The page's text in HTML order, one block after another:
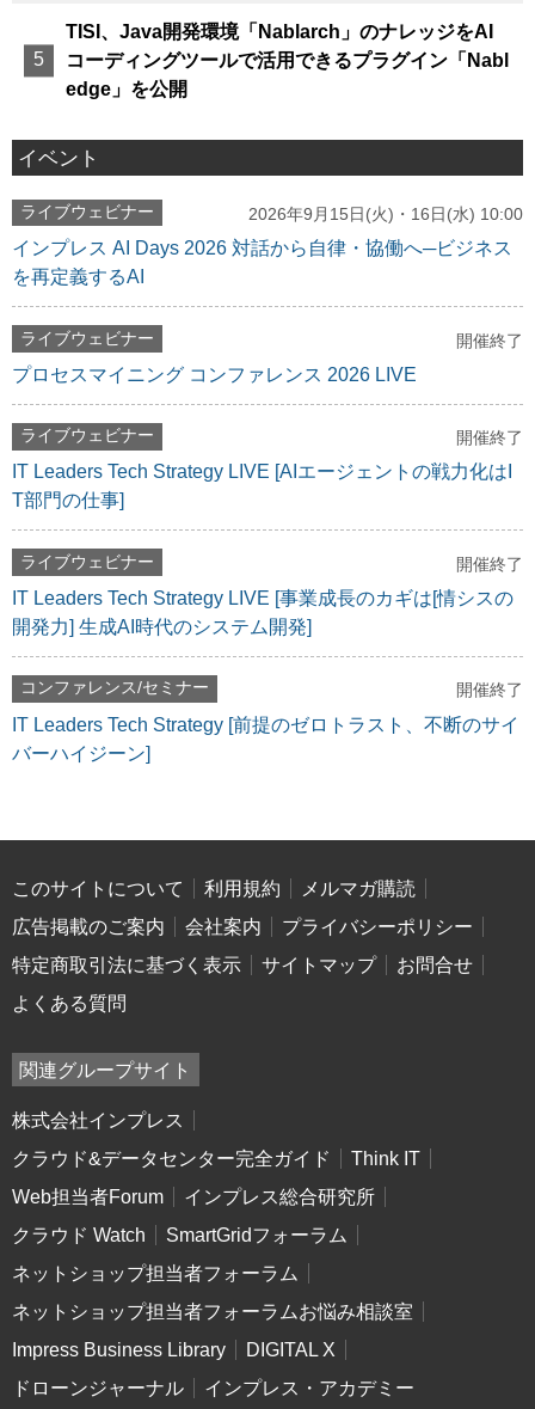
TISI、Java開発環境「Nablarch」のナレッジをAI
コーディングツールで活用できるプラグイン「Nabl
edge」を公開
イベント
ライブウェビナー 2026年9月15日(火)・16日(水) 10:00
インプレス AI Days 2026 対話から自律・協働へ─ビジネス
を再定義するAI
ライブウェビナー 開催終了
プロセスマイニング コンファレンス 2026 LIVE
ライブウェビナー 開催終了
IT Leaders Tech Strategy LIVE [AIエージェントの戦力化はI
T部門の仕事]
ライブウェビナー 開催終了
IT Leaders Tech Strategy LIVE [事業成長のカギは[情シスの
開発力] 生成AI時代のシステム開発]
コンファレンス/セミナー 開催終了
IT Leaders Tech Strategy [前提のゼロトラスト、不断のサイ
バーハイジーン]
このサイトについて 利用規約
メルマガ購読
広告掲載のご案内
会社案内
プライバシーポリシー
特定商取引法に基づく表示
サイトマップ
お問合せ
よくある質問
関連グループサイト
株式会社インプレス
クラウド&データセンター完全ガイド
Think IT
Web担当者Forum
インプレス総合研究所
クラウド Watch
SmartGridフォーラム
ネットショップ担当者フォーラム
ネットショップ担当者フォーラムお悩み相談室
Impress Business Library
DIGITAL X
ドローンジャーナル
インプレス・アカデミー